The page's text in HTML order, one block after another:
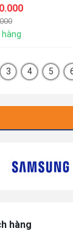
hàng
3 4 5
hàng